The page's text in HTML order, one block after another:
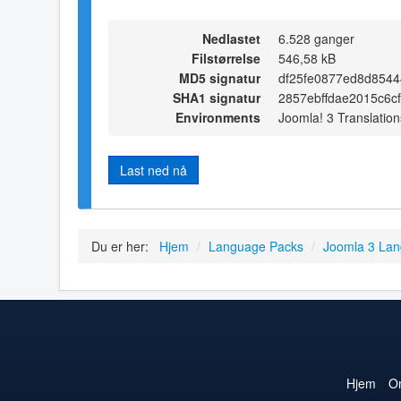
Nedlastet
6.528 ganger
Filstørrelse
546,58 kB
MD5 signatur
SHA1 signatur
Environments
Joomla! 3
Last ned nå
Du er her: Hjem / Language Packs / Joomla 3
Hjem